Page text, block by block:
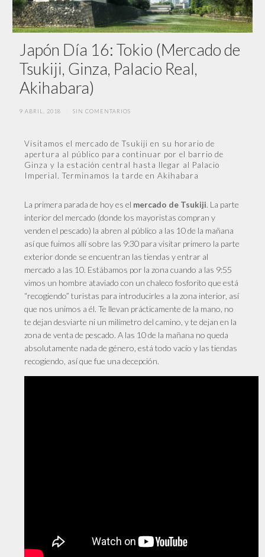
Japón Día 16: Tokio (Mercado de
Tsukiji, Ginza, Palacio Real,
Akihabara)
9 ABRIL, 2018 SIN COMENTARIOS
Visitamos el mercado de Tsukiji en su horario de
apertura al público para continuar por el barrio de
Ginza y la estación central hasta llegar al Palacio
Imperial. Terminamos la tarde en Akihabara
La primera parada de hoy es el mercado de Tsukiji. La parte
interior del mercado (donde los mayoristas compran y
venden el pescado) la abren al público a las 10 de la mañana
así que fuimos allí sobre las 9:30 para visitar primero la parte
exterior donde se encuentran las tiendas y entrar al
mercado a las 10. Estábamos por la zona cuando a las 9:55
vimos un hombre ataviado con un chaleco fosforito que está
“recogiendo” turistas para introducirles a la zona interior, así
que nos unimos a él. Te llevan prácticamente de la mano, no
te dejan desviarte ni un milímetro del camino, y te dejan en la
zona de venta de pescado. A las 10 de la mañana no queda
absolutamente nada de género, está todo vacío y las tiendas
recogiendo, así que fue una decepción.